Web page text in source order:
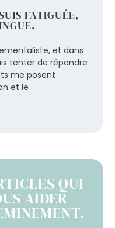
FATIGUÉE,
et dans
tenter de répondre
me posent
et le
QUI
AIDER